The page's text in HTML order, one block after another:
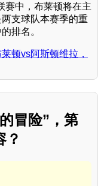
赛中，布莱顿将在主
支球队本赛季的重
排名。
顿vs阿斯顿维拉，
冒险”，第
？